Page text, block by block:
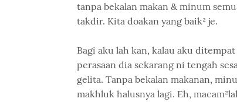
tanpa bekalan makan & minum
takdir. Kita doakan yang baik² je.
Bagi aku lah kan, kalau aku
perasaan dia sekarang ni tengah
gelita. Tanpa bekalan makanan,
makhluk halusnya lagi. Eh,